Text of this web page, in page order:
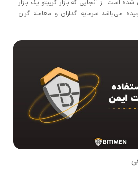
است. از آنجایی که بازار کریپتو یک بازار
می‌باشد سرمایه گذاران و معامله گران